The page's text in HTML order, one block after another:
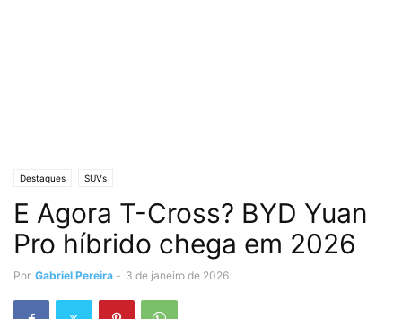
Destaques SUVs
E Agora T-Cross? BYD Yuan
Pro híbrido chega em 2026
Por Gabriel Pereira - 3 de janeiro de 2026